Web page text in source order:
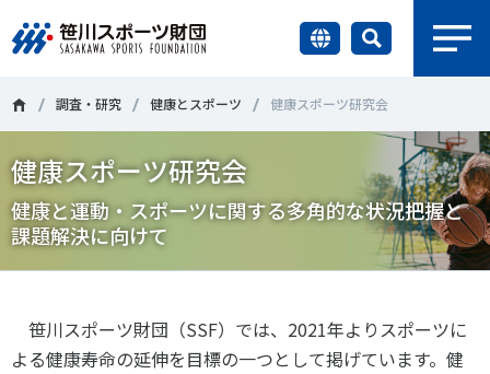
財団情報
研究員紹介
調査・研究
国際情報
＃誰が子どものスポーツをささえるのか ＃部活動
＃アクティブなまちづくり ＃日本人の身体活動と健康寿命
＃高齢者スポーツ ＃差別とダイバーシティ
調査・研究 健康とスポーツ 健康スポーツ研究会
健康スポーツ研究会
健康と運動・スポーツに関する多角的な状況把握と
課題解決に向けて
笹川スポーツ財団（SSF）では、 2021年よりスポーツに
よる健康寿命の延伸を目標の一つとして掲げています。健